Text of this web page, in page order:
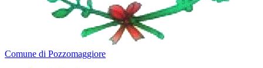
Comune di Pozzomaggiore